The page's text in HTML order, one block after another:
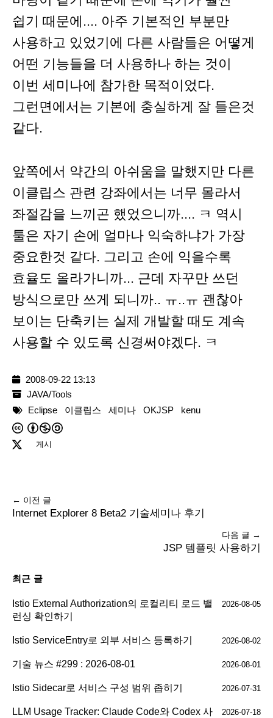
쉽기 때문에.... 아주 기본적인 부분만
사용하고 있었기에 다른 사람들은 어떻게
어떤 기능들을 더 사용하나 하는 것이
이번 세미나에 참가한 목적이었다.
그런면에서는 기본에 충실하게 잘 들은것
같다.
앞쪽에서 약간의 아쉬움을 말했지만 다른
이클립스 관련 강좌에서는 너무 몰라서
좌절감을 느끼곤 했었으니까.... ㅋ 역시
툴은 자기 손에 얼마나 익숙하냐가 가장
중요한것 같다. 그리고 손에 익을수록
효율도 올라가니까... 근데 자꾸만 쓰던
방식으로만 쓰게 되니까.. ㅠ..ㅠ 괜찮아
보이는 단축키는 실제 개발할 때도 계속
사용할 수 있도록 신경써야겠다. ㅋ
2008-09-22 13:13
JAVA/Tools
Eclipse
이클립스 세미나 OKJSP kenu
게시
← 이전 글
Internet Explorer 8 Beta2 기술세미나 후기
다음 글 →
JSP 템플릿 사용하기
최근 글
Istio External Authorization의 로컬리티 로드 밸
런싱 확인하기
2026-08-05
Istio ServiceEntry로 외부 서비스 등록하기 2026-08-02
기술 뉴스 #299 : 2026-08-01 2026-08-01
Istio Sidecar로 서비스 구성 범위 좁히기 2026-07-31
LLM Usage Tracker: Claude Code와 Codex 사
2026-07-18